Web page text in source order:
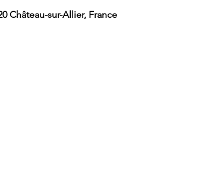
Château-sur-Allier, France